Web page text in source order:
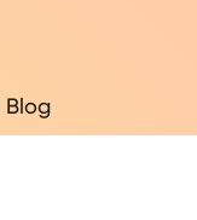
Blog